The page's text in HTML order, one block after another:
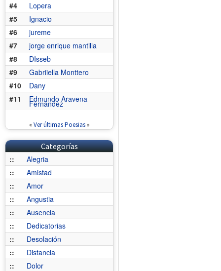
#4
Lopera
#5
Ignacio
#6
jureme
#7
jorge enrique mantilla
#8
DIsseb
#9
Gabriiella Monttero
#10
Dany
#11
Edmundo Aravena
Fernández
« Ver últimas Poesias»
Categorías
::
Alegria
::
Amistad
::
Amor
::
Angustia
::
Ausencia
::
Dedicatorias
::
Desolación
::
Distancia
::
Dolor